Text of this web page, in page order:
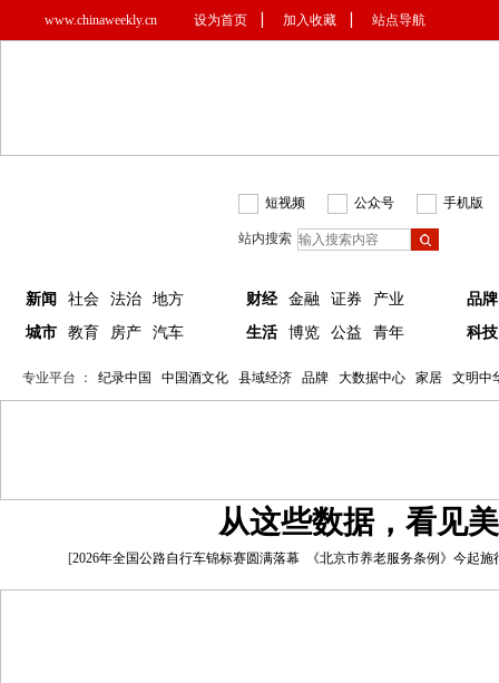
www.chinaweekly.cn 设为首页 加入收藏 站点导航
短视频 公众号 手机版
站内搜索
新闻 社会 法治
地方
城市
教育 房产 汽车
财经 金融 证券
产业
生活
博览 公益 青年
品牌
科技
专业平台 ： 纪录中国 中国酒文化 县域经济 品牌 大数据中心 家居 文明中
从这些数据，看见
[2026年全国公路自行车锦标赛圆满落幕 《北京市养老服务条例》今起施